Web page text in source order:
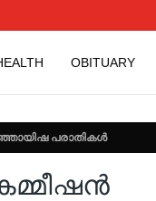
OBITUARY
പരാതികൾ